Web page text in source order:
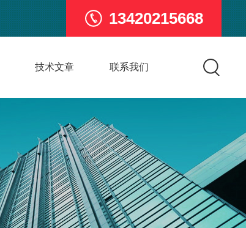
13420215668
技术文章 联系我们